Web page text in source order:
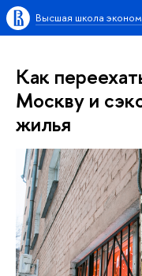
Высшая школа
Как
Москву и
жилья